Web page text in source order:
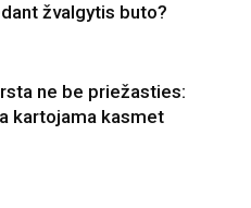
žvalgytis buto?
ne be priežasties:
kartojama kasmet